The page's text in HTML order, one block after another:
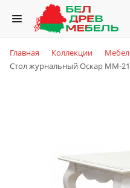
Главная Коллекции
Стол журнальный Оскар ММ-